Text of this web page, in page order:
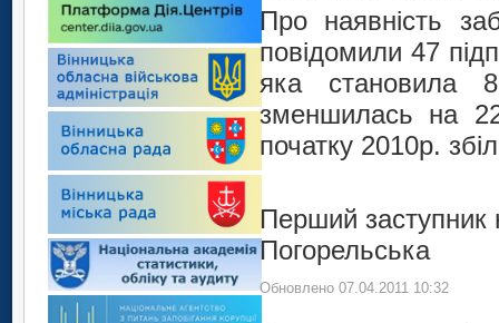
Про наявність
повідомили 47
яка становила
зменшилась на
початку 2010р.
Перший
Погорельська
Обновлено 07.04.2011 10:32